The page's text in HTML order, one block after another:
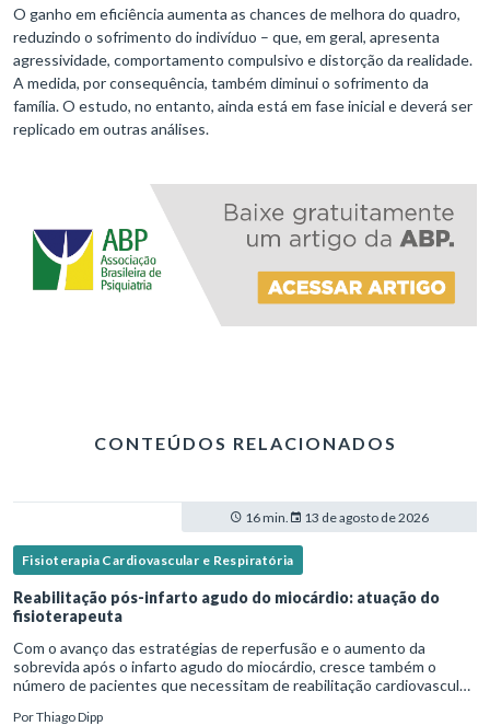
O ganho em eficiência aumenta as chances de melhora do quadro,
reduzindo o sofrimento do indivíduo – que, em geral, apresenta
agressividade, comportamento compulsivo e distorção da realidade.
A medida, por consequência, também diminui o sofrimento da
família. O estudo, no entanto, ainda está em fase inicial e deverá ser
replicado em outras análises.
CONTEÚDOS RELACIONADOS
16 min. 13 de agosto de 2026
Fisioterapia Cardiovascular e Respiratória
Reabilitação pós-infarto agudo do miocárdio: atuação do
fisioterapeuta
Com o avanço das estratégias de reperfusão e o aumento da
sobrevida após o infarto agudo do miocárdio, cresce também o
número de pacientes que necessitam de reabilitação cardiovascular
PorThiago Dipp